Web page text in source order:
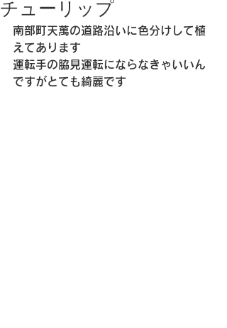
チューリップ
南部町天萬の道路沿いに色分けして植
えてあります
運転手の脇見運転にならなきゃいいん
ですがとても綺麗です